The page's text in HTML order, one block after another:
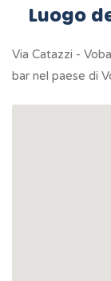
Luogo
Via Catazzi -
bar nel paese di